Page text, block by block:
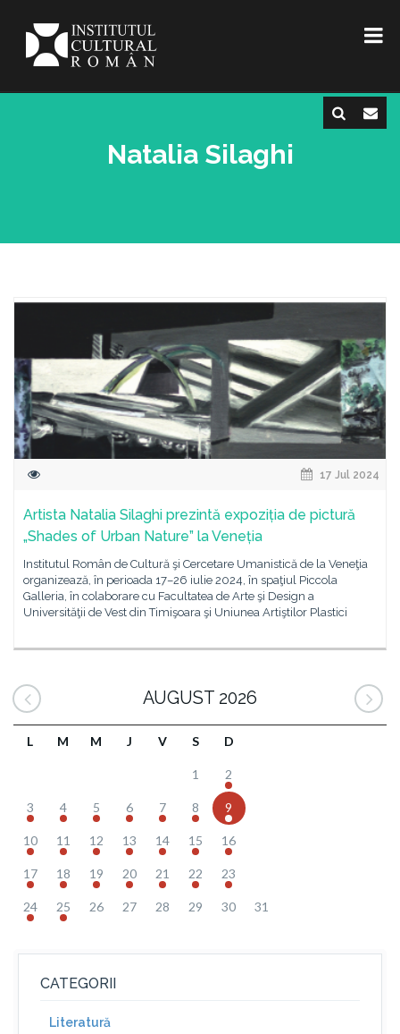
Natalia Silaghi
17 Jul 2024
Artista Natalia Silaghi prezintă expoziția de pictură
„Shades of Urban Nature” la Veneția
Institutul Român de Cultură şi Cercetare Umanistică de la Veneţia
organizează, în perioada 17–26 iulie 2024, în spaţiul Piccola
Galleria, în colaborare cu Facultatea de Arte şi Design a
Universităţii de Vest din Timişoara şi Uniunea Artiştilor Plastici
AUGUST 2026
L M M J V S D
1 2
3 4 5 6 7 8 9
10 11 12 13 14 15 16
17 18 19 20 21 22 23
24 25 26 27 28 29 30 31
CATEGORII
Literatură